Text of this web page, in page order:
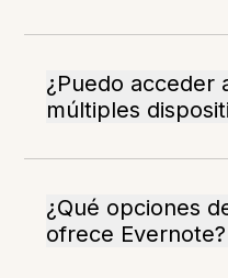
¿Puedo acceder
múltiples
¿Qué opciones
ofrece Evernote?